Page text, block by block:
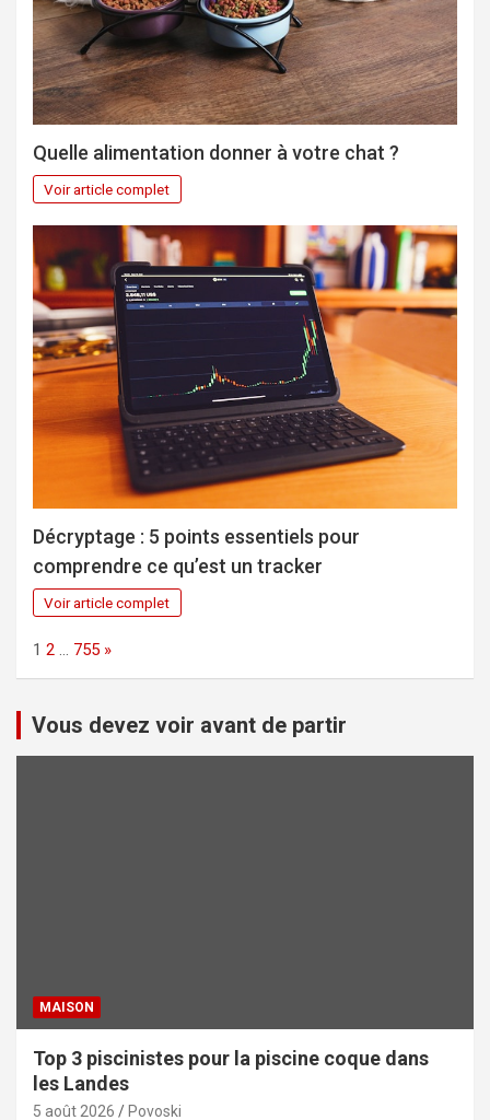
Quelle alimentation donner à votre chat ?
Voir article complet
Décryptage : 5 points essentiels pour
comprendre ce qu’est un tracker
Voir article complet
Page:
1 2 755 Next
»
Vous devez voir avant de partir
MAISON
Top 3 piscinistes pour la piscine coque dans
les Landes
5 août 2026 Povoski